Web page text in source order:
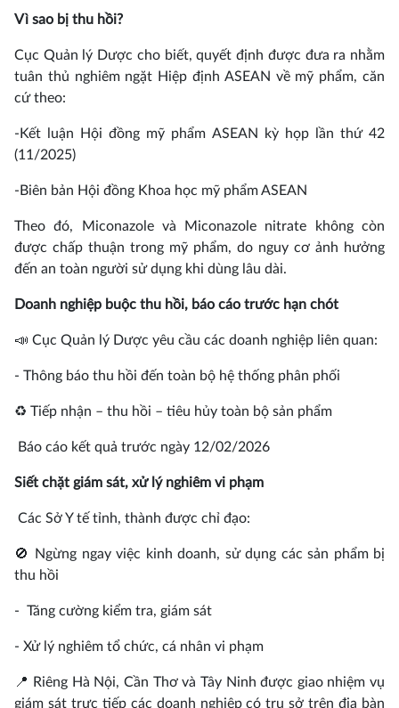
Vì sao bị thu hồi?
Cục Quản lý Dược cho biết, quyết định được đưa ra nhằm
tuân thủ nghiêm ngặt Hiệp định ASEAN về mỹ phẩm, căn
cứ theo:
-Kết luận Hội đồng mỹ phẩm ASEAN kỳ họp lần thứ 42
(11/2025)
-Biên bản Hội đồng Khoa học mỹ phẩm ASEAN
Theo đó, Miconazole và Miconazole nitrate không còn
được chấp thuận trong mỹ phẩm, do nguy cơ ảnh hưởng
đến an toàn người sử dụng khi dùng lâu dài.
Doanh nghiệp buộc thu hồi, báo cáo trước hạn chót
📣 Cục Quản lý Dược yêu cầu các doanh nghiệp liên quan:
- Thông báo thu hồi đến toàn bộ hệ thống phân phối
♻️ Tiếp nhận – thu hồi – tiêu hủy toàn bộ sản phẩm
Báo cáo kết quả trước ngày 12/02/2026
Siết chặt giám sát, xử lý nghiêm vi phạm
Các Sở Y tế tỉnh, thành được chỉ đạo:
🚫 Ngừng ngay việc kinh doanh, sử dụng các sản phẩm bị
thu hồi
- Tăng cường kiểm tra, giám sát
- Xử lý nghiêm tổ chức, cá nhân vi phạm
📍 Riêng Hà Nội, Cần Thơ và Tây Ninh được giao nhiệm vụ
giám sát trực tiếp các doanh nghiệp có trụ sở trên địa bàn